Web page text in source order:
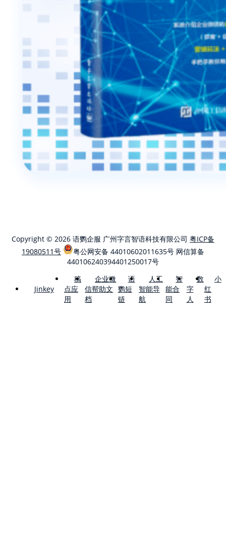
Copyright © 2026 语鹦企服 广州字言智语科技有限公司 粤ICP备
19080511号
粤公网安备 44010602011635号 网信算备
440106240394401250017号
Jinkey
稿
点应
用
企业微
信帮助文
档
语
鹦短
链
人工
智能导
航
智
能合
同
数
字
人
小
红
书